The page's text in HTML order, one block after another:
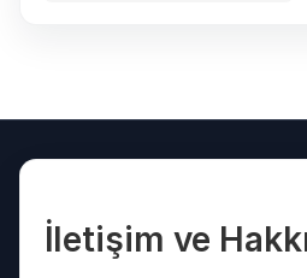
İletişim ve